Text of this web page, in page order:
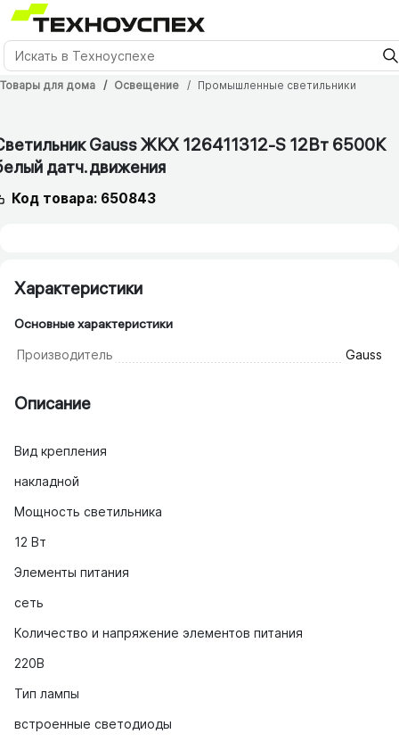
Товары для дома Освещение Промышленные светильники
Gauss ЖКХ 126411312-S 12Вт 6500K
датч.движения
Код товара: 650843
Характеристики
Основные характеристики
Производитель Gauss
Описание
Вид крепления
накладной
Мощность светильника
12 Вт
Элементы питания
сеть
Количество и напряжение элементов питания
220В
Тип лампы
встроенные светодиоды